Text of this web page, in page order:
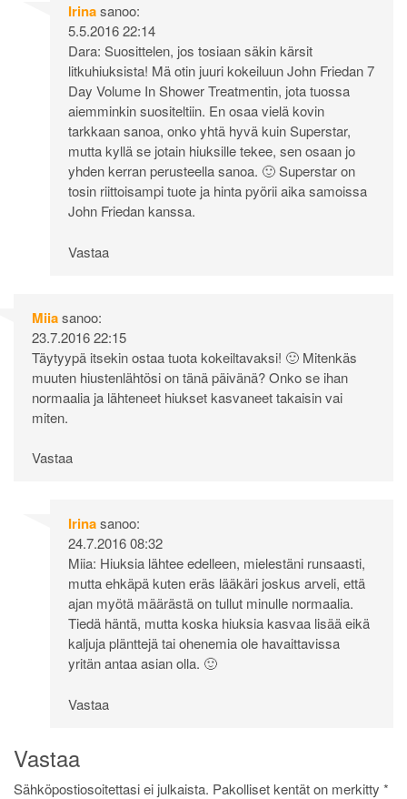
Irinasanoo:
5.5.2016 22:14
Dara: Suosittelen, jos tosiaan säkin kärsit
litkuhiuksista! Mä otin juuri kokeiluun John Friedan 7
Day Volume In Shower Treatmentin, jota tuossa
aiemminkin suositeltiin. En osaa vielä kovin
tarkkaan sanoa, onko yhtä hyvä kuin Superstar,
mutta kyllä se jotain hiuksille tekee, sen osaan jo
yhden kerran perusteella sanoa. 🙂 Superstar on
tosin riittoisampi tuote ja hinta pyörii aika samoissa
John Friedan kanssa.
Vastaa
Miiasanoo:
23.7.2016 22:15
Täytyypä itsekin ostaa tuota kokeiltavaksi! 🙂 Mitenkäs
muuten hiustenlähtösi on tänä päivänä? Onko se ihan
normaalia ja lähteneet hiukset kasvaneet takaisin vai
miten.
Vastaa
Irinasanoo:
24.7.2016 08:32
Miia: Hiuksia lähtee edelleen, mielestäni runsaasti,
mutta ehkäpä kuten eräs lääkäri joskus arveli, että
ajan myötä määrästä on tullut minulle normaalia.
Tiedä häntä, mutta koska hiuksia kasvaa lisää eikä
kaljuja plänttejä tai ohenemia ole havaittavissa
yritän antaa asian olla. 🙂
Vastaa
Vastaa
Sähköpostiosoitettasi ei julkaista. Pakolliset kentät on merkitty *